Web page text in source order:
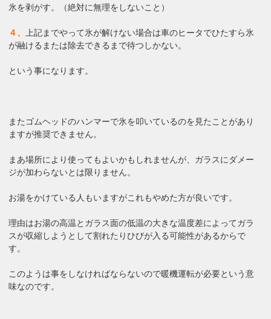
氷を剥がす。（絶対に無理をしないこと）
４、
上記までやって氷が解けない場合は車のヒータでひたすら氷
が融けるまたは除去できるまで待つしかない。
という事になります。
またゴムヘッドのハンマーで氷を叩いているのを見たことがあり
ますが推奨できません。
まあ場所により使ってもよいかもしれませんが、ガラスにダメー
ジが加わらないとは限りません。
お湯をかけている人もいますがこれもやめた方が良いです。
理由はお湯の高温とガラス面の低温の大きな温度差によってガラ
スが収縮しようとして割れたりひびが入る可能性があるからで
す。
このようは事をしなければならないので暖機運転が必要という意
味なのです。